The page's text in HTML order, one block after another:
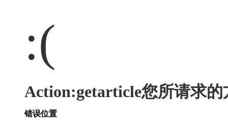
:(
Action:getarticle您所请求
错误位置